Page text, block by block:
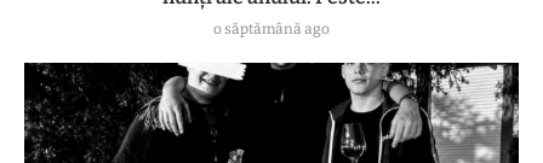
o săptămână ago